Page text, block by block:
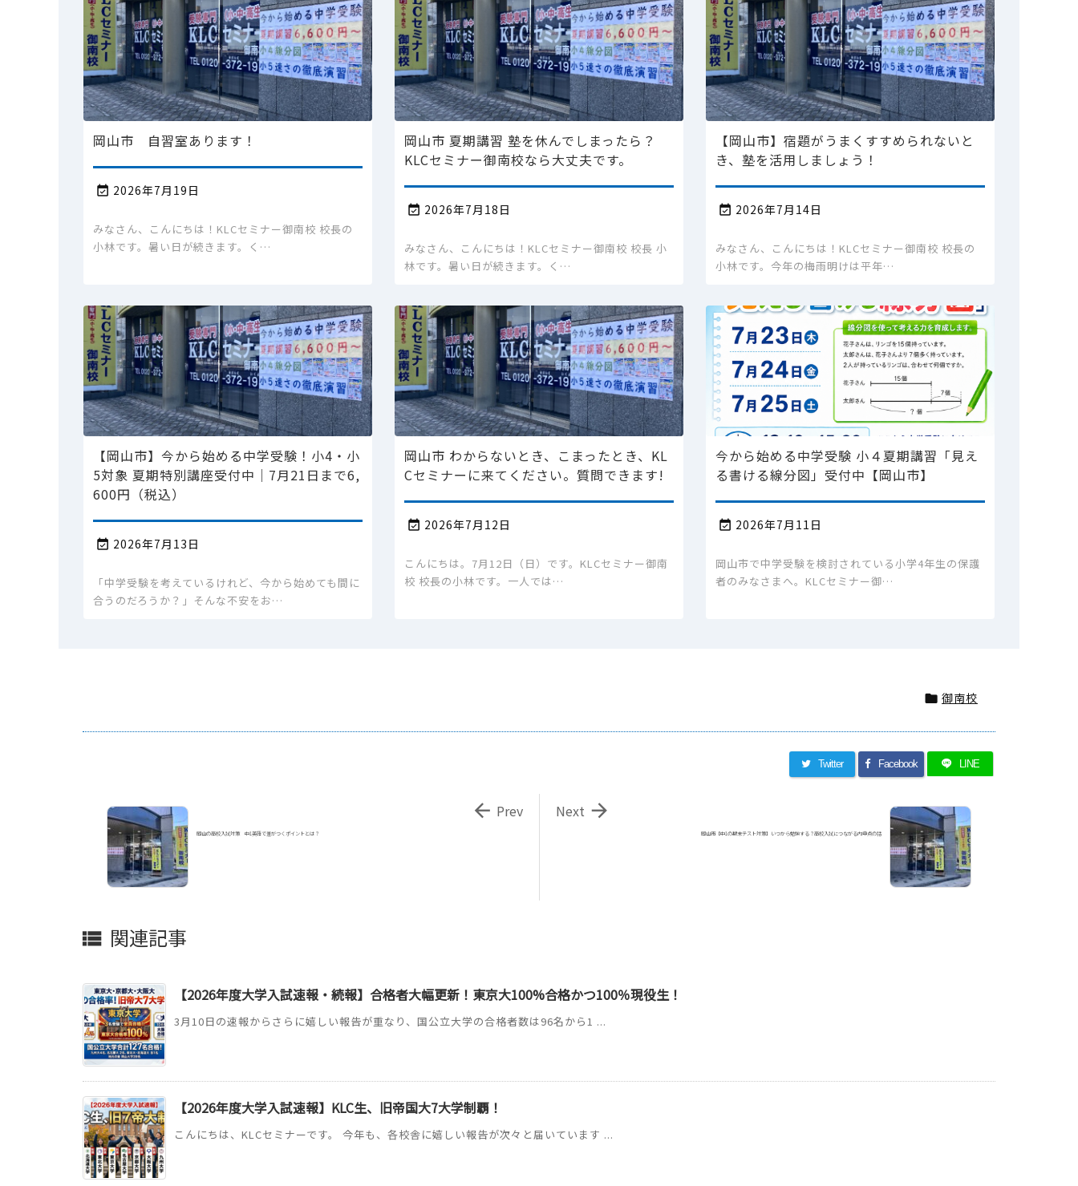
岡山市 自習室あります！
 2026年7月19日
みなさん、こんにちは！KLCセミナー御南校 校長の
小林です。暑い日が続きます。く…
岡山市 夏期講習 塾を休んでしまったら？
KLCセミナー御南校なら大丈夫です。
 2026年7月18日
みなさん、こんにちは！KLCセミナー御南校 校長 小
林です。暑い日が続きます。く…
【岡山市】宿題がうまくすすめられないと
き、塾を活用しましょう！
 2026年7月14日
みなさん、こんにちは！KLCセミナー御南校 校長の
小林です。今年の梅雨明けは平年…
【岡山市】今から始める中学受験！小4・小
5対象 夏期特別講座受付中｜7月21日まで6,
600円（税込）
 2026年7月13日
「中学受験を考えているけれど、今から始めても間に
合うのだろうか？」そんな不安をお…
岡山市 わからないとき、こまったとき、KL
Cセミナーに来てください。質問できます!
 2026年7月12日
こんにちは。7月12日（日）です。KLCセミナー御南
校 校長の小林です。一人では…
今から始める中学受験 小４夏期講習「見え
る書ける線分図」受付中【岡山市】
 2026年7月11日
岡山市で中学受験を検討されている小学4年生の保護
者のみなさまへ。KLCセミナー御…
 御南校
Twitter Facebook LINE
岡山市【中1の期末テスト対策】いつから勉強する？高校入試につながる内申点の話

Next
岡山の高校入試対策 中1英語で差がつくポイントとは？
 Prev
 関連記事
【2026年度大学入試速報・続報】合格者大幅更新！東京大100%合格かつ100％現役生！
3月10日の速報からさらに嬉しい報告が重なり、国公立大学の合格者数は96名から1 ...
【2026年度大学入試速報】KLC生、旧帝国大7大学制覇！
こんにちは、KLCセミナーです。 今年も、各校舎に嬉しい報告が次々と届いています ...